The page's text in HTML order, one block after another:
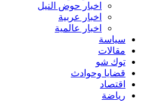
اخبار حوض النيل
اخبار عربية
اخبار عالمية
سياسة
مقالات
توك شو
قضايا وحوادث
اقتصاد
رياضة